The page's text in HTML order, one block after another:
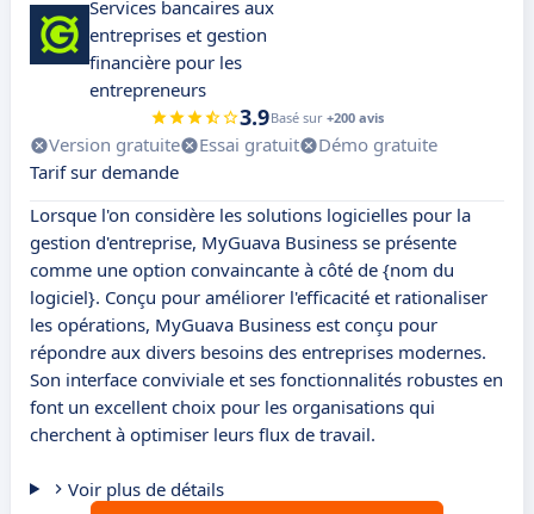
Services bancaires aux
entreprises et gestion
financière pour les
entrepreneurs
3.9Basé sur +200 avis
Version gratuite Essai gratuit
Démo gratuite
Tarif sur demande
Lorsque l'on considère les solutions logicielles pour la
gestion d'entreprise, MyGuava Business se présente
comme une option convaincante à côté de {nom du
logiciel}. Conçu pour améliorer l'efficacité et rationaliser
les opérations, MyGuava Business est conçu pour
répondre aux divers besoins des entreprises modernes.
Son interface conviviale et ses fonctionnalités robustes en
font un excellent choix pour les organisations qui
cherchent à optimiser leurs flux de travail.
Voir plus de détails